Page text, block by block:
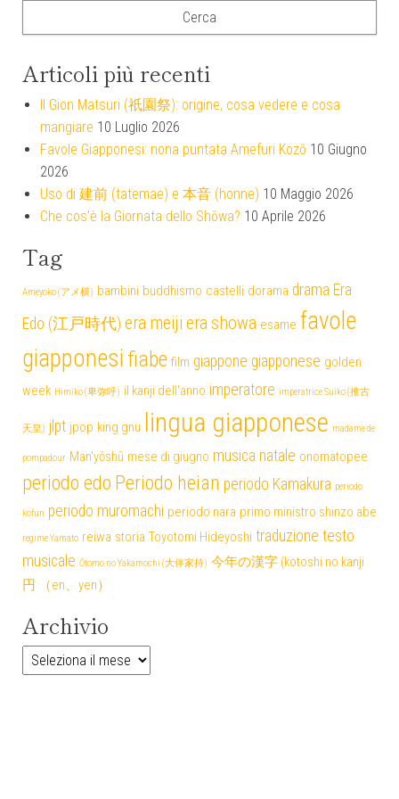
Articoli più recenti
Il Gion Matsuri (祇園祭): origine, cosa vedere e cosa
mangiare 10 Luglio 2026
Favole Giapponesi: nona puntata Amefuri Kozō 10 Giugno
2026
Uso di 建前 (tatemae) e 本音 (honne) 10 Maggio 2026
Che cos’è la Giornata dello Shōwa? 10 Aprile 2026
Tag
Ameyoko (アメ横) bambini buddhismo castelli dorama drama Era
Edo (江戸時代) era meiji era showa esame favole
giapponesi fiabe film giappone giapponese golden
week Himiko (卑弥呼) il kanji dell'anno imperatore imperatrice Suiko (推古
天皇) jlpt jpop king gnu lingua giapponese madame de
pompadour Man'yōshū mese di giugno musica natale onomatopee
periodo edo Periodo heian periodo Kamakura periodo
kofun periodo muromachi periodo nara primo ministro shinzo abe
regime Yamato reiwa storia Toyotomi Hideyoshi traduzione testo
musicale Ōtomo no Yakamochi (大伴家持) 今年の漢字 (kotoshi no kanji
円 （en、yen）
Archivio
Archivio